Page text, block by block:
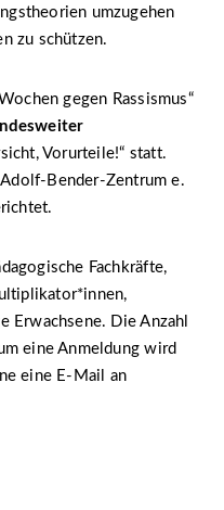
umzugehen
zu schützen.
gegen Rassismus“
Vorurteile!“ statt.
Bender-Zentrum e.
Fachkräfte,
Erwachsene. Die Anzahl
eine Anmeldung wird
eine E-Mail an